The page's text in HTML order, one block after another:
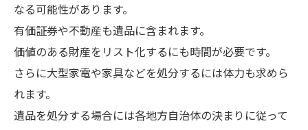
なる可能性があります。
有価証券や不動産も遺品に含まれます。
価値のある財産をリスト化するにも時間が必要です。
さらに大型家電や家具などを処分するには体力も求めら
れます。
遺品を処分する場合には各地方自治体の決まりに従って